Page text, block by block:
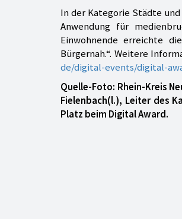
In der Kategorie Städte
Anwendung für
Einwohnende erreichte
Bürgernah.“. Weitere
de/digital-events/digital-
Quelle-Foto: Rhein-Kreis
Fielenbach(l.), Leiter des
Platz beim Digital Award.